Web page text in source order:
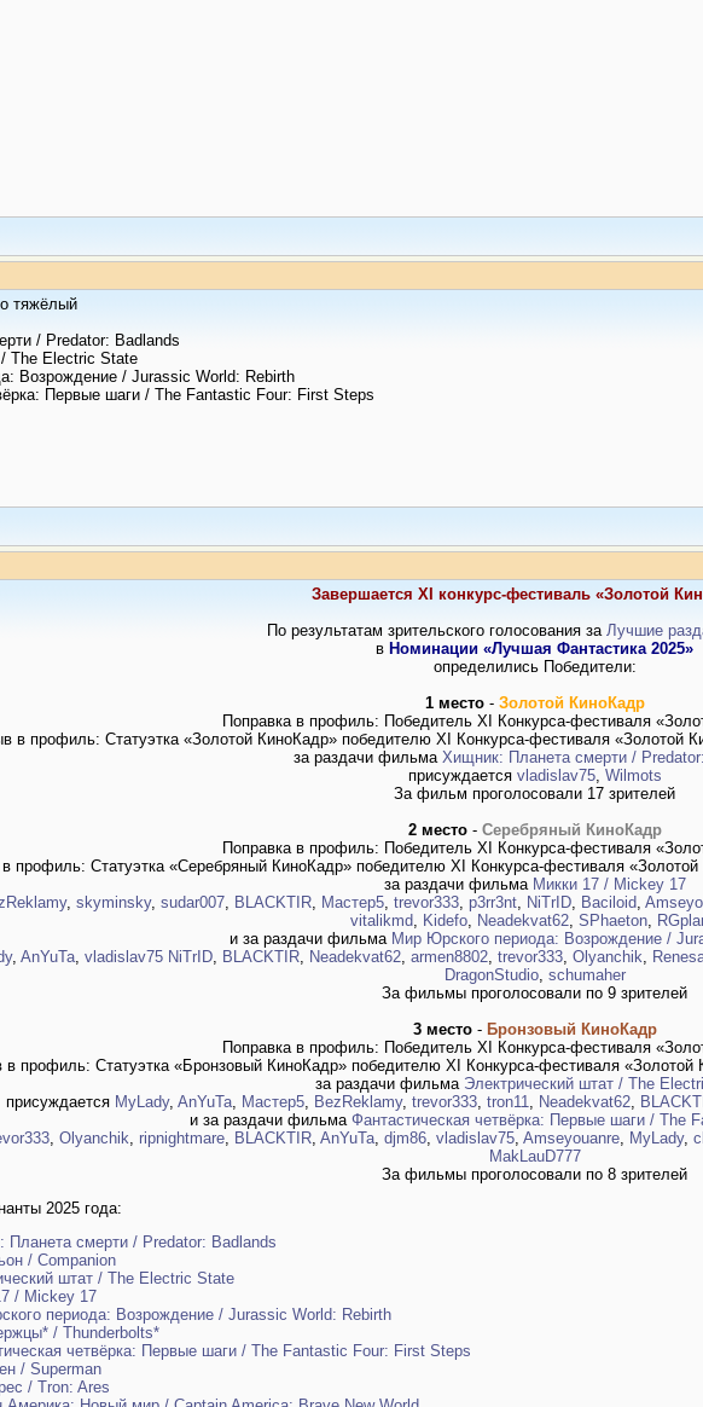
тяжёлый
/ Predator: Badlands
The Electric State
Возрождение / Jurassic World: Rebirth
Первые шаги / The Fantastic Four: First Steps
Завершается XI конкурс-фестиваль «Золотой
По результатам зрительского голосования за Лучшие
в Номинации «Лучшая Фантастика 2025»
определились Победители:
1 место- Золотой КиноКадр
Поправка в профиль: Победитель XI Конкурса-фестиваля
в профиль: Статуэтка «Золотой КиноКадр» победителю XI Конкурса-фестиваля «Золотой
за раздачи фильма Хищник: Планета смерти /
присуждается vladislav75, Wilmots
За фильм проголосовали 17 зрителей
2 место- Серебряный КиноКадр
Поправка в профиль: Победитель XI Конкурса-фестиваля
профиль: Статуэтка «Серебряный КиноКадр» победителю XI Конкурса-фестиваля
за раздачи фильма Микки 17 / Mickey 17
, skyminsky, sudar007, BLACKTIR, Мастер5, trevor333, p3rr3nt, NiTrID, Baciloid,
vitalikmd, Kidefo, Neadekvat62, SPhaeton,
и за раздачи фильма Мир Юрского периода: Возрождение /
, AnYuTa, vladislav75 NiTrID, BLACKTIR, Neadekvat62, armen8802, trevor333, Olyanchik,
DragonStudio, schumaher
За фильмы проголосовали по 9 зрителей
3 место- Бронзовый КиноКадр
Поправка в профиль: Победитель XI Конкурса-фестиваля
в профиль: Статуэтка «Бронзовый КиноКадр» победителю XI Конкурса-фестиваля
за раздачи фильма Электрический штат / The
присуждается MyLady, AnYuTa, Мастер5, BezReklamy, trevor333, tron11, Neadekvat62,
и за раздачи фильма Фантастическая четвёрка: Первые шаги / The
, Olyanchik, ripnightmare, BLACKTIR, AnYuTa, djm86, vladislav75, Amseyouanre, MyLady,
MakLauD777
За фильмы проголосовали по 8 зрителей
2025 года:
Планета смерти / Predator: Badlands
/ Companion
штат / The Electric State
/ Mickey 17
периода: Возрождение / Jurassic World: Rebirth
/ Thunderbolts*
четвёрка: Первые шаги / The Fantastic Four: First Steps
/ Superman
/ Tron: Ares